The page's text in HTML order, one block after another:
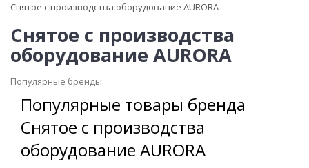
Снятое с производства оборудование AURORA
Снятое с производства
оборудование AURORA
Популярные бренды:
Популярные товары бренда
Снятое с производства
оборудование AURORA